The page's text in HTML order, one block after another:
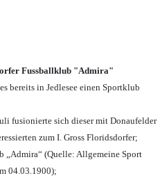
Fussballklub "Admira"
bereits in Jedlesee einen Sportklub
fusionierte sich dieser mit Donaufelder
zum I. Gross Floridsdorfer;
„Admira“ (Quelle: Allgemeine Sport
04.03.1900);